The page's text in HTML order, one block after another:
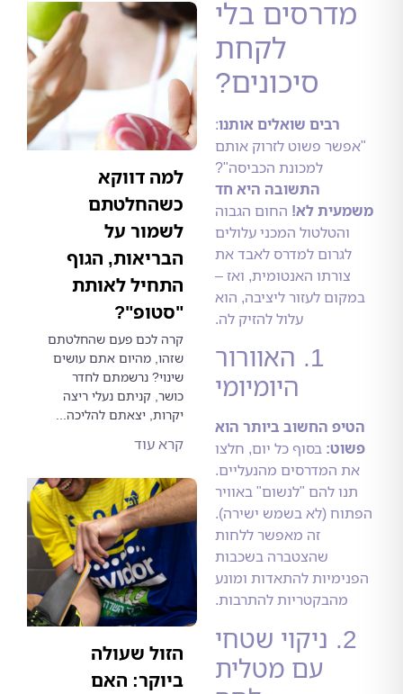
בלי
לקחת
סיכונים?
רבים שואלים אותנו:
פשוט לזרוק אותם
למכונת הכביסה"?
התשובה היא חד
לא!החום הגבוה
המכני עלולים
למדרס לאבד את
האנטומית, ואז –
לעזור ליציבה, הוא
עלול להזיק לה.
1. האוורור
היומיומי
החשוב ביותר הוא
בסוף כל יום, חלצו
המדרסים מהנעליים.
להם "לנשום" באוויר
(לא בשמש ישירה).
זה מאפשר ללחות
שהצטברה בשכבות
להתאדות ומונע
להתרבות.
2. ניקוי שטחי
עם מטלית
למה דווקא
כשהחלטתם
לשמור על
הבריאות, הגוף
התחיל לאותת
"סטופ"?
קרה לכם פעם שהחלטתם
שזהו, מהיום אתם עושים
שינוי? נרשמתם לחדר
כושר, קניתם נעלי ריצה
יקרות, יצאתם להליכה...
קרא עוד
הזול שעולה
ביוקר: האם